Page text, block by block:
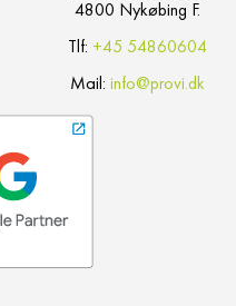
4800 Nykøbing F.
Tlf: +45 54860604
Mail: info@provi.dk